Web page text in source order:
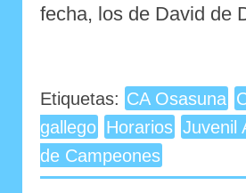
fecha, los de David de
Etiquetas: CA Osasuna
gallego Horarios Juvenil
de Campeones